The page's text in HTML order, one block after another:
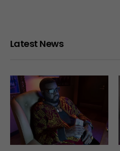
Latest News